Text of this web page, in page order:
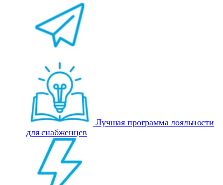
Лучшая программа лояльности
для снабженцев